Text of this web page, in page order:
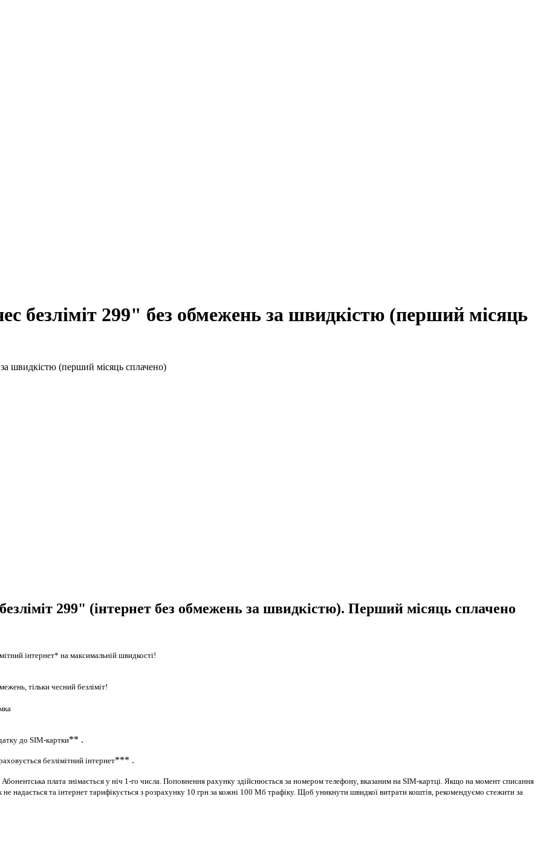
безліміт 299" без обмежень за швидкістю (перший місяць
299" (інтернет без обмежень за швидкістю). Перший місяць сплачено
інтернет* на максимальній швидкості!
тільки чесний безліміт!
до SIM-картки** .
безлімітний інтернет*** .
плата знімається у ніч 1-го числа. Поповнення рахунку здійснюється за номером телефону, вказаним на SIM-картці. Якщо на момент списання
надається та інтернет тарифікується з розрахунку 10 грн за кожні 100 Мб трафіку. Щоб уникнути швидкої витрати коштів, рекомендуємо стежити за